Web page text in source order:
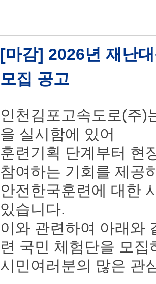
[마감] 2026년 재난
모집 공고
인천김포고속도로(주)
을 실시함에 있어
훈련기획 단계부터 현
참여하는 기회를 제공
안전한국훈련에 대한
있습니다.
이와 관련하여 아래와
련 국민 체험단을 모집
시민여러분의 많은 관